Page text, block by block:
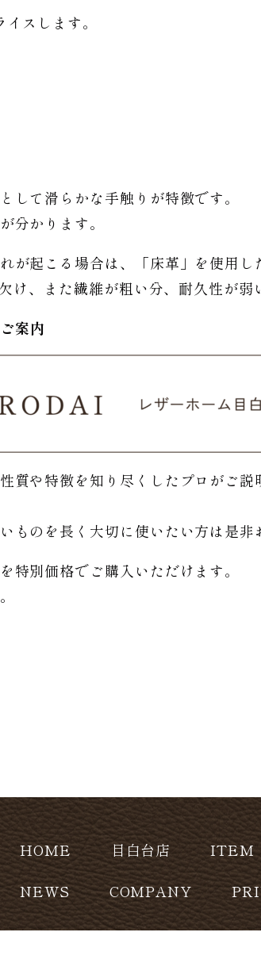
スします。
して滑らかな手触りが特徴です。
分かります。
起こる場合は、「床革」を使用し
け、また繊維が粗い分、耐久性が弱
案内
質や特徴を知り尽くしたプロがご
のを長く大切に使いたい方は是非
特別価格でご購入いただけます。
HOME 目白台店 ITEM
NEWS
COMPANY